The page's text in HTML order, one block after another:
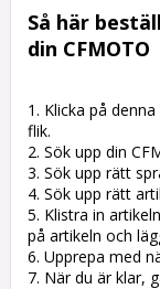
Så här
din CFMOTO
1. Klicka på denna
flik.
2. Sök upp din
3. Sök upp rätt
4. Sök upp rätt
5. Klistra in
på artikeln och
6. Upprepa med
7. När du är klar,